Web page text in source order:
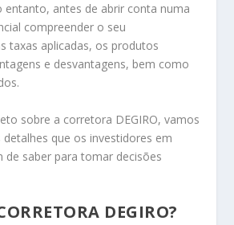
entanto, antes de abrir conta numa
compreender o seu
taxas aplicadas, os produtos
e desvantagens, bem como
sobre a corretora DEGIRO, vamos
que os investidores em
de saber para tomar decisões
DEGIRO?